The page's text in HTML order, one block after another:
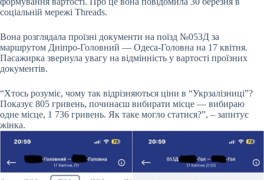
соціальній мережі Threads.
Вона розглядала проїзні документи на поїзд №053Д за
маршрутом Дніпро-Головний — Одеса-Головна на 17 квітня.
Пасажирка звернула увагу на відмінність у вартості проїзних
документів.
“Хтось розуміє, чому так відрізняються ціни в “Укрзалізниці”?
Показує 805 гривень, починаєш вибирати місце — вибираю
одне місце, 1 736 гривень. Як таке могло статися?”, – запитує
жінка.